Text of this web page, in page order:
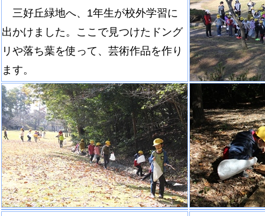
三好丘緑地へ、1年生が校外学習に
出かけました。ここで見つけたドング
リや落ち葉を使って、芸術作品を作り
ます。